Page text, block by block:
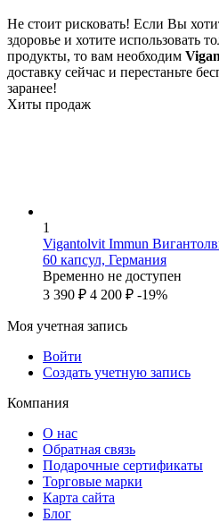
Не стоит рисковать! Если Вы
здоровье и хотите использовать
продукты, то вам необходим
доставку сейчас и перестаньте
заранее!
Хиты продаж
1
Vigantolvit Immun
60 капсул, Германия
Временно не доступен
3 390 ₽ 4 200 ₽ -19%
Моя учетная запись
Войти
Создать учетную запись
Компания
О нас
Обратная связь
Подарочные сертификаты
Торговые марки
Карта сайта
Блог